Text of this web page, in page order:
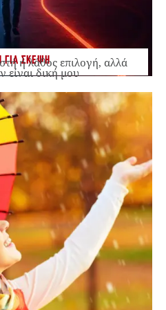
ΓΙΑ ΣΚΕΨΗ
ή λάθος επιλογή, αλλά
είναι δική μου